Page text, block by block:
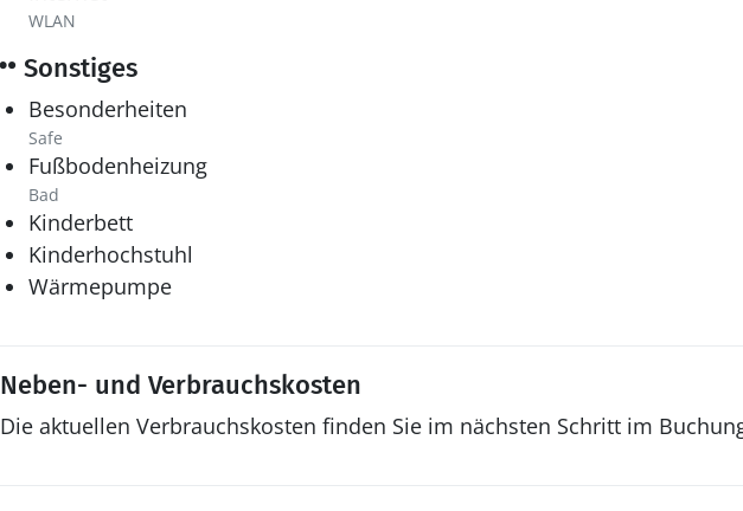
WLAN
Sonstiges
Besonderheiten
Safe
Fußbodenheizung
Bad
Kinderbett
Kinderhochstuhl
Wärmepumpe
Neben- und Verbrauchskosten
Die aktuellen Verbrauchskosten finden Sie im nächsten Schritt im